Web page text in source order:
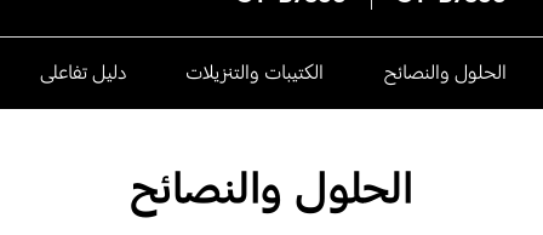
الحلول والنصائح الكتيبات والتنزيلات دليل تفاعلى
الحلول والنصائح